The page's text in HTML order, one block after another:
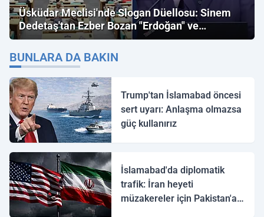
Üsküdar Meclisi'nde Slogan Düellosu: Sinem
Dedetaş'tan Ezber Bozan "Erdoğan" ve
"İmamoğlu" Çıkışı!
BUNLARA DA BAKIN
Trump'tan İslamabad öncesi
sert uyarı: Anlaşma olmazsa
güç kullanırız
İslamabad'da diplomatik
trafik: İran heyeti
müzakereler için Pakistan'a